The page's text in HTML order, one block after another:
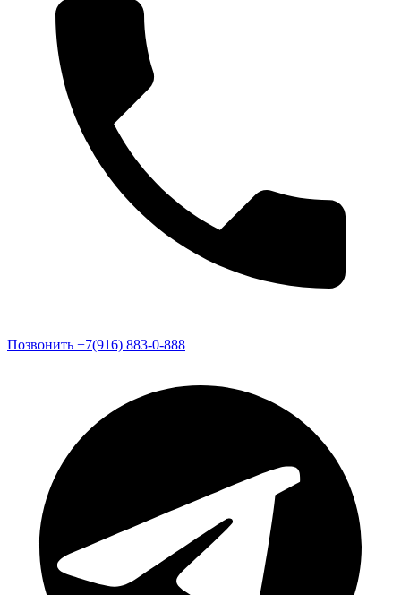
Позвонить +7(916) 883-0-888